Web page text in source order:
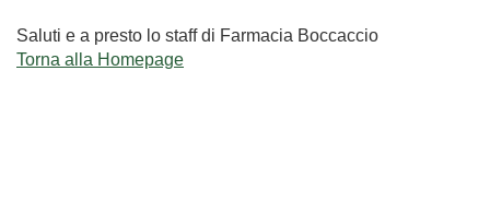
Saluti e a presto lo staff di Farmacia Boccaccio
Torna alla Homepage